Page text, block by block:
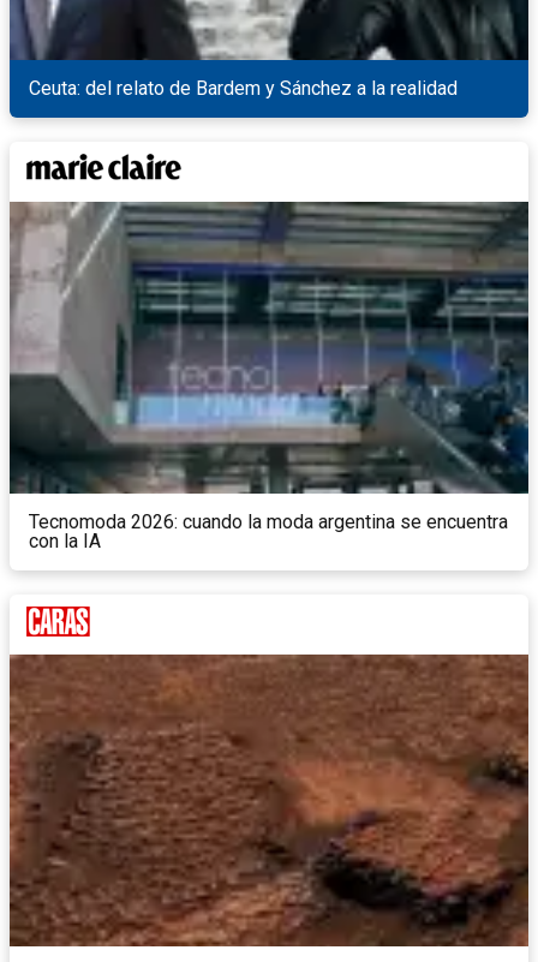
Ceuta: del relato de Bardem y Sánchez a la realidad
Tecnomoda 2026: cuando la moda argentina se encuentra
con la IA